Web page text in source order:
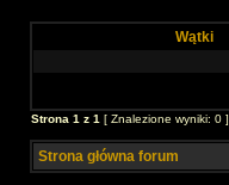
Wątki
Strona 1 z 1 [ Znalezione wyniki: 0 ]
Strona główna forum